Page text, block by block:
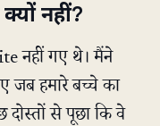
नहीं?
नहीं गए थे। मैंने
जब हमारे बच्चे का
से पूछा कि वे